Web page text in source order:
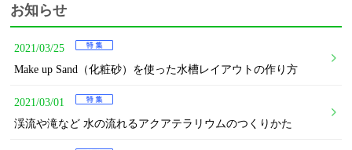
お知らせ
2021/03/25
Make up Sand（化粧砂）を使った水槽レイアウトの作り方
2021/03/01
渓流や滝など 水の流れるアクアテラリウムのつくりかた